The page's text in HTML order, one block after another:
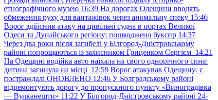
етнографічного музею 16:39 На дорогах Одещини вводять
обмеження руху для вантажівок через аномальну спеку 15:46
Ворог здійснив атаку на цивільні судна в портах Великої
Одеси та Дунайського регіону: пошкоджено буксир 14:37
Через два роки після загибелі у Білгород-Дністровському
районі попрощаються із захисником Гриценком Сергієм 14:21
На Одещині водійка авто наїхала на свого однорічного сина:
дитина загинула на місці 12:59 Ворог атакував Одещину: є
постраждалі ОНОВЛЕНО 12:46 У Болградському районі
відремонтують дорогу до пропускного пункту «Виноградівка
— Вулканешти» 11:22 У Білгород-Дністровському районі 24-